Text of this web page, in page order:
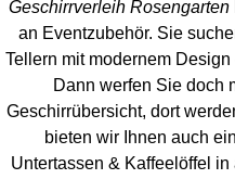
Geschirrverleih Rosengarten
an Eventzubehör. Sie
Tellern mit modernem
Dann werfen Sie doch
Geschirrübersicht, dort
bieten wir Ihnen auch
Untertassen & Kaffeelöffel